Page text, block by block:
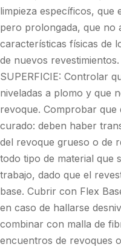
limpieza específicos, que
pero prolongada, que no
características físicas de
de nuevos
SUPERFICIE: Controlar
niveladas a plomo y que
revoque. Comprobar que
curado: deben haber
del revoque grueso o de
todo tipo de material que
trabajo, dado que el
base. Cubrir con Flex
en caso de hallarse
combinar con malla de
encuentros de revoques